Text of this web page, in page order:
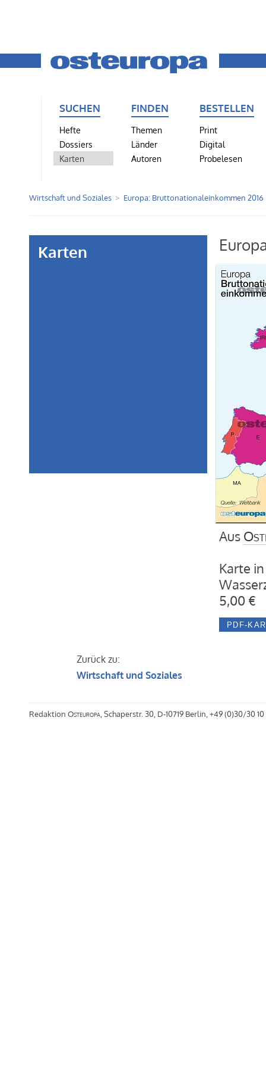
SUCHEN
Hefte
Dossiers
Karten
FINDEN
Themen
Länder
Autoren
BESTELLEN
Print
Digital
Probelesen
Wirtschaft und Soziales Europa: Bruttonationaleinkommen 2016
Karten
Aus
Karte
5,00 €
Zurück zu:
Wirtschaft und Soziales
Redaktion Osteuropa , Schaperstr. 30, D-10719 Berlin, +49 (0)30/30